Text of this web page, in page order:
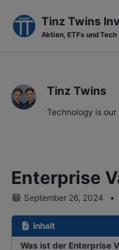
primary
navigation
content
footer
Tinz Twins
Aktien, ETFs und Tech
Tinz Twins
Technology is our
Enterprise
September 26, 2024
Inhalt
Was ist der Enterprise